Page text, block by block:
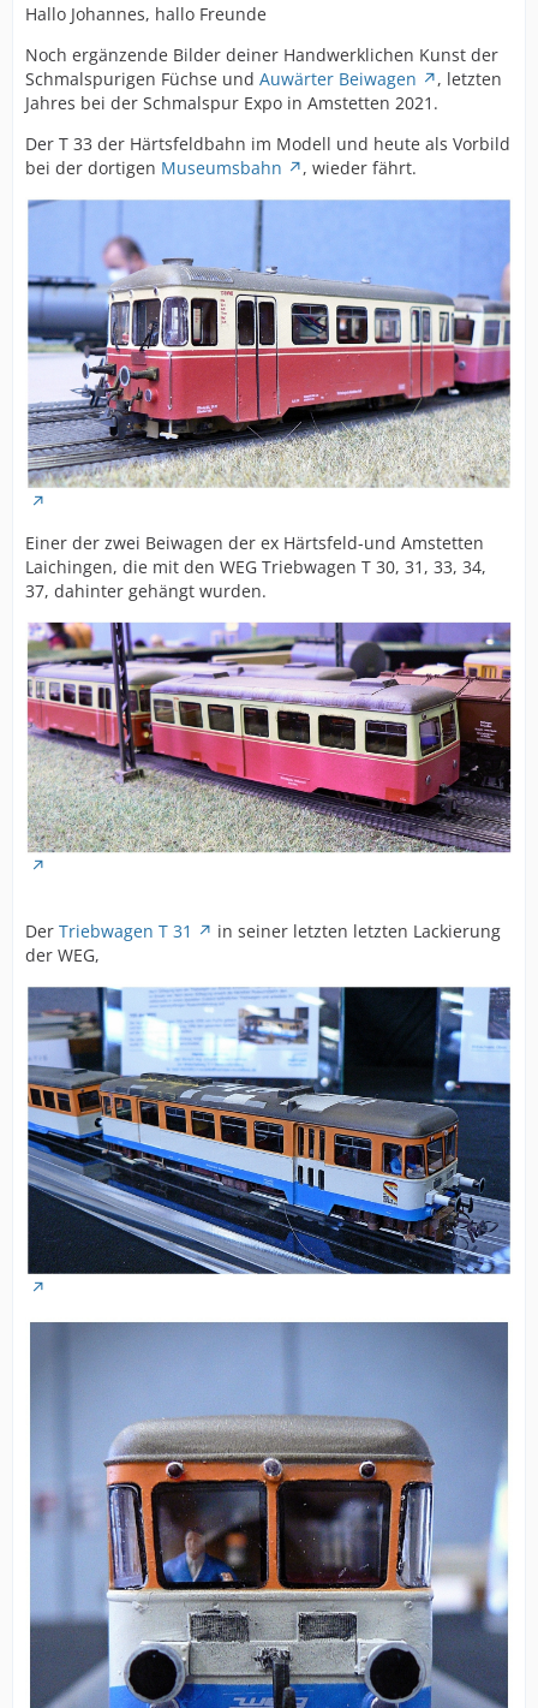
Hallo Johannes, hallo Freunde
Noch ergänzende Bilder deiner Handwerklichen Kunst der
Schmalspurigen Füchse und Auwärter Beiwagen
, letzten
Jahres bei der Schmalspur Expo in Amstetten 2021.
Der T 33 der Härtsfeldbahn im Modell und heute als Vorbild
bei der dortigen Museumsbahn , wieder fährt.
Einer der zwei Beiwagen der ex Härtsfeld-und Amstetten
Laichingen, die mit den WEG Triebwagen T 30, 31, 33, 34,
37, dahinter gehängt wurden.
Der Triebwagen T 31
in seiner letzten letzten Lackierung
der WEG,